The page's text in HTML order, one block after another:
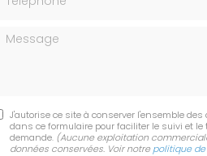
Message
J'autorise ce site à conserver l'ensemble
dans ce formulaire pour faciliter le suivi et
demande. (Aucune exploitation
données conservées. Voir notre politique